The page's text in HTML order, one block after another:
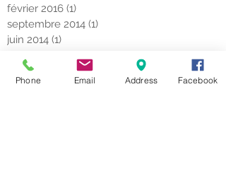
février 2016 (1)
septembre 2014 (1)
juin 2014 (1)
Search By Tags
Phone Email Address Facebook